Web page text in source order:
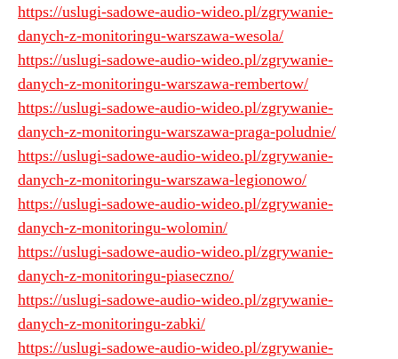
https://uslugi-sadowe-audio-wideo.pl/zgrywanie-
danych-z-monitoringu-warszawa-wesola/
https://uslugi-sadowe-audio-wideo.pl/zgrywanie-
danych-z-monitoringu-warszawa-rembertow/
https://uslugi-sadowe-audio-wideo.pl/zgrywanie-
danych-z-monitoringu-warszawa-praga-poludnie/
https://uslugi-sadowe-audio-wideo.pl/zgrywanie-
danych-z-monitoringu-warszawa-legionowo/
https://uslugi-sadowe-audio-wideo.pl/zgrywanie-
danych-z-monitoringu-wolomin/
https://uslugi-sadowe-audio-wideo.pl/zgrywanie-
danych-z-monitoringu-piaseczno/
https://uslugi-sadowe-audio-wideo.pl/zgrywanie-
danych-z-monitoringu-zabki/
https://uslugi-sadowe-audio-wideo.pl/zgrywanie-